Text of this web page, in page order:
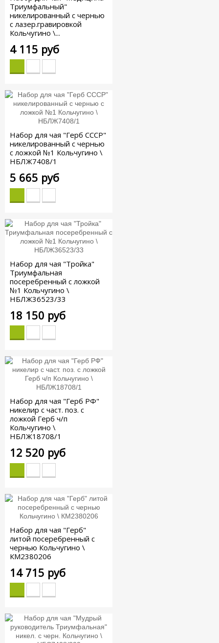
Триумфальный"
никелированный с чернью
с лазер.гравировкой
Кольчугино \...
4 115 руб
Набор для чая "Герб СССР"
никелированный с чернью
с ложкой №1 Кольчугино \
НБЛЖ7408/1
5 665 руб
Набор для чая "Тройка"
Триумфальная
посеребренный с ложкой
№1 Кольчугино \
НБЛЖ36523/33
18 150 руб
Набор для чая "Герб РФ"
никелир с част. поз. с
ложкой Герб ч/п
Кольчугино \
НБЛЖ18708/1
12 520 руб
Набор для чая "Герб"
литой посеребренный с
чернью Кольчугино \
КМ2380206
14 715 руб